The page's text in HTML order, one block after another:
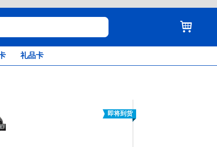
礼品卡
即将到货